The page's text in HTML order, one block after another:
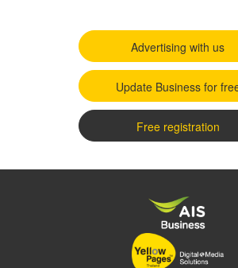
Advertising with us
Update Business for
Free registration